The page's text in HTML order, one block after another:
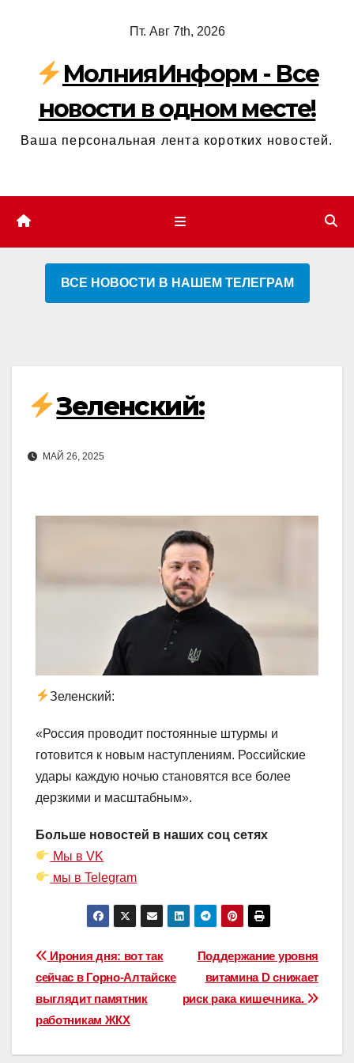
содержимому
Пт. Авг 7th, 2026
МолнияИнформ - Все
новости в одном месте!
Ваша персональная лента коротких новостей.
ВСЕ НОВОСТИ В НАШЕМ ТЕЛЕГРАМ
Зеленский:
МАЙ 26, 2025
Зеленский:
«Россия проводит постоянные штурмы и
готовится к новым наступлениям. Российские
удары каждую ночью становятся все более
дерзкими и масштабным».
Больше новостей в наших соц сетях
Мы в VK
мы в Telegram
Навигация
по
записям
Поддержание уровня
витамина D снижает
риск рака кишечника.
Ирония дня: вот так
сейчас в Горно-Алтайске
выглядит памятник
работникам ЖКХ